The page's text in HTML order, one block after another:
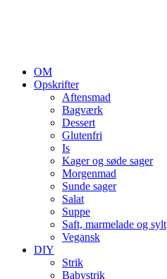
OM
Opskrifter
Aftensmad
Bagværk
Dessert
Glutenfri
Is
Kager og søde sager
Morgenmad
Sunde sager
Salat
Suppe
Saft, marmelade og sylt
Vegansk
DIY
Strik
Babystrik